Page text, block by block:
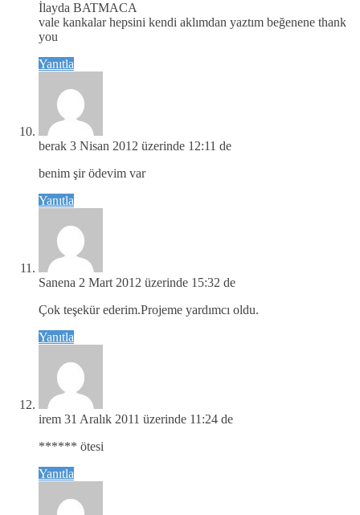
İlayda BATMACA
vale kankalar hepsini kendi aklımdan yaztım beğenene thank
you
Yanıtla
berak 3 Nisan 2012 üzerinde 12:11 de
benim şir ödevim var
Yanıtla
Sanena 2 Mart 2012 üzerinde 15:32 de
Çok teşekür ederim.Projeme yardımcı oldu.
Yanıtla
irem 31 Aralık 2011 üzerinde 11:24 de
****** ötesi
Yanıtla